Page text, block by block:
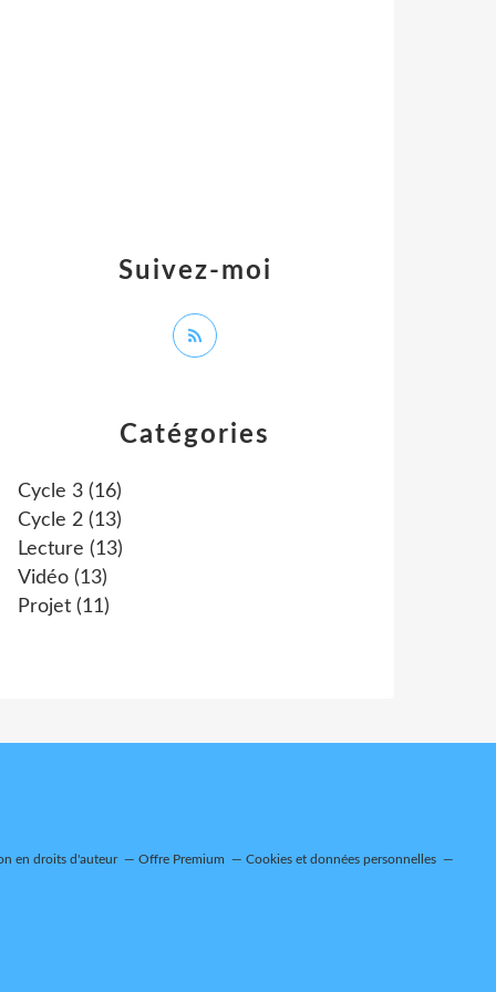
Catégories
Cycle 3 (16)
Cycle 2 (13)
Lecture (13)
Vidéo (13)
Projet (11)
Suivez-moi
en droits d'auteur Offre Premium Cookies et données personnelles